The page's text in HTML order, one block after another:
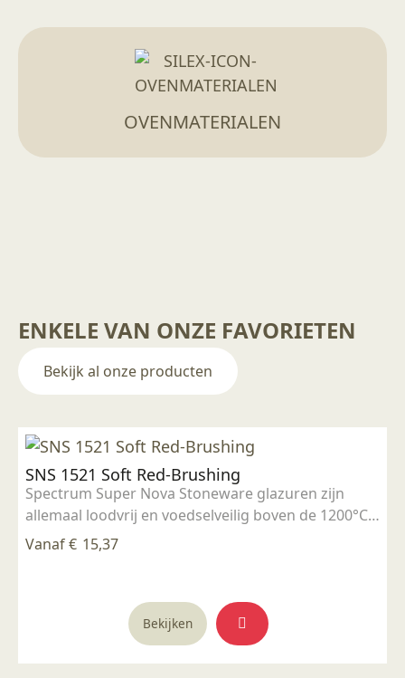
OVENMATERIALEN
ENKELE VAN ONZE FAVORIETEN
Bekijk al onze producten
SNS 1521 Soft Red-Brushing
Spectrum Super Nova Stoneware glazuren zijn
allemaal loodvrij en voedselveilig boven de 1200°C.
Breng 2 a 3 lagen met de kwast aan op biscuit
roeren voor gebruik. Het resultaat kan zeer
wisselen, door dikte van het glazuur, de
stooktemperatuur en kleisoort.
Voorzorgsmaatregelen; handen wassen na
Vanaf€ 15,37
Bekijken
Dit
product
heeft